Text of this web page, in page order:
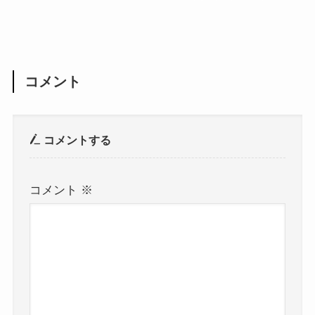
コメント
コメントする
コメント ※